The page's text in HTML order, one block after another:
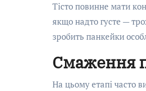
Тісто повинне мати
якщо надто густе —
зробить панкейки
Смаження
На цьому етапі часто